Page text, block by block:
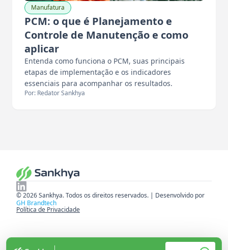
Manufatura
PCM: o que é Planejamento e
Controle de Manutenção e como
aplicar
Entenda como funciona o PCM, suas principais
etapas de implementação e os indicadores
essenciais para acompanhar os resultados.
Por: Redator Sankhya
© 2026 Sankhya. Todos os direitos reservados. | Desenvolvido por
GH Brandtech
Política de Privacidade